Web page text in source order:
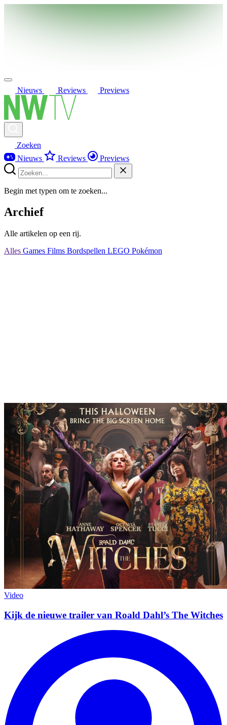
Nieuws Reviews Previews
Zoeken
Nieuws
Reviews Previews
Begin met typen om te zoeken...
Archief
Alle artikelen op een rij.
Alles Games Films Bordspellen LEGO Pokémon
Video
Kijk de nieuwe trailer van Roald Dahl’s The Witches